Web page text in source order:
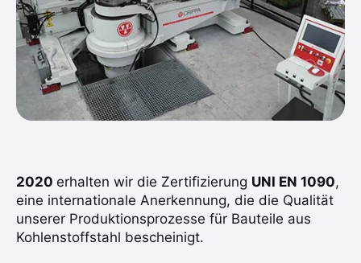
2020 erhalten wir die Zertifizierung UNI EN 1090,
eine internationale Anerkennung, die die Qualität
unserer Produktionsprozesse für Bauteile aus
Kohlenstoffstahl bescheinigt.